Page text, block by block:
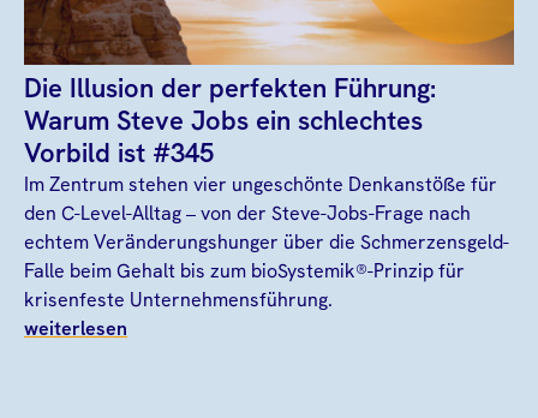
Die Illusion der perfekten Führung:
Warum Steve Jobs ein schlechtes
Vorbild ist #345
Im Zentrum stehen vier ungeschönte Denkanstöße für
den C-Level-Alltag – von der Steve-Jobs-Frage nach
echtem Veränderungshunger über die Schmerzensgeld-
Falle beim Gehalt bis zum bioSystemik®-Prinzip für
krisenfeste Unternehmensführung.
weiterlesen